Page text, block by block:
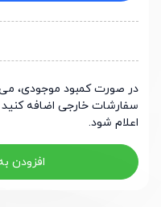
در صورت کمبود موجودی،
سفارشات خارجی اضافه
اعلام شود.
افزودن